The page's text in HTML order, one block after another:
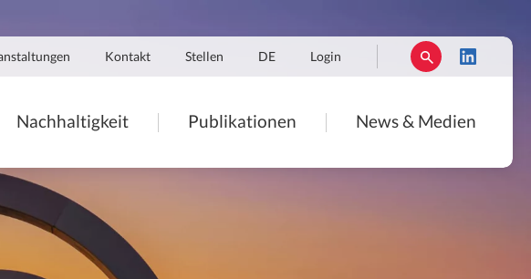
Kontakt Stellen DE Login
Nachhaltigkeit Publikationen News & Medien